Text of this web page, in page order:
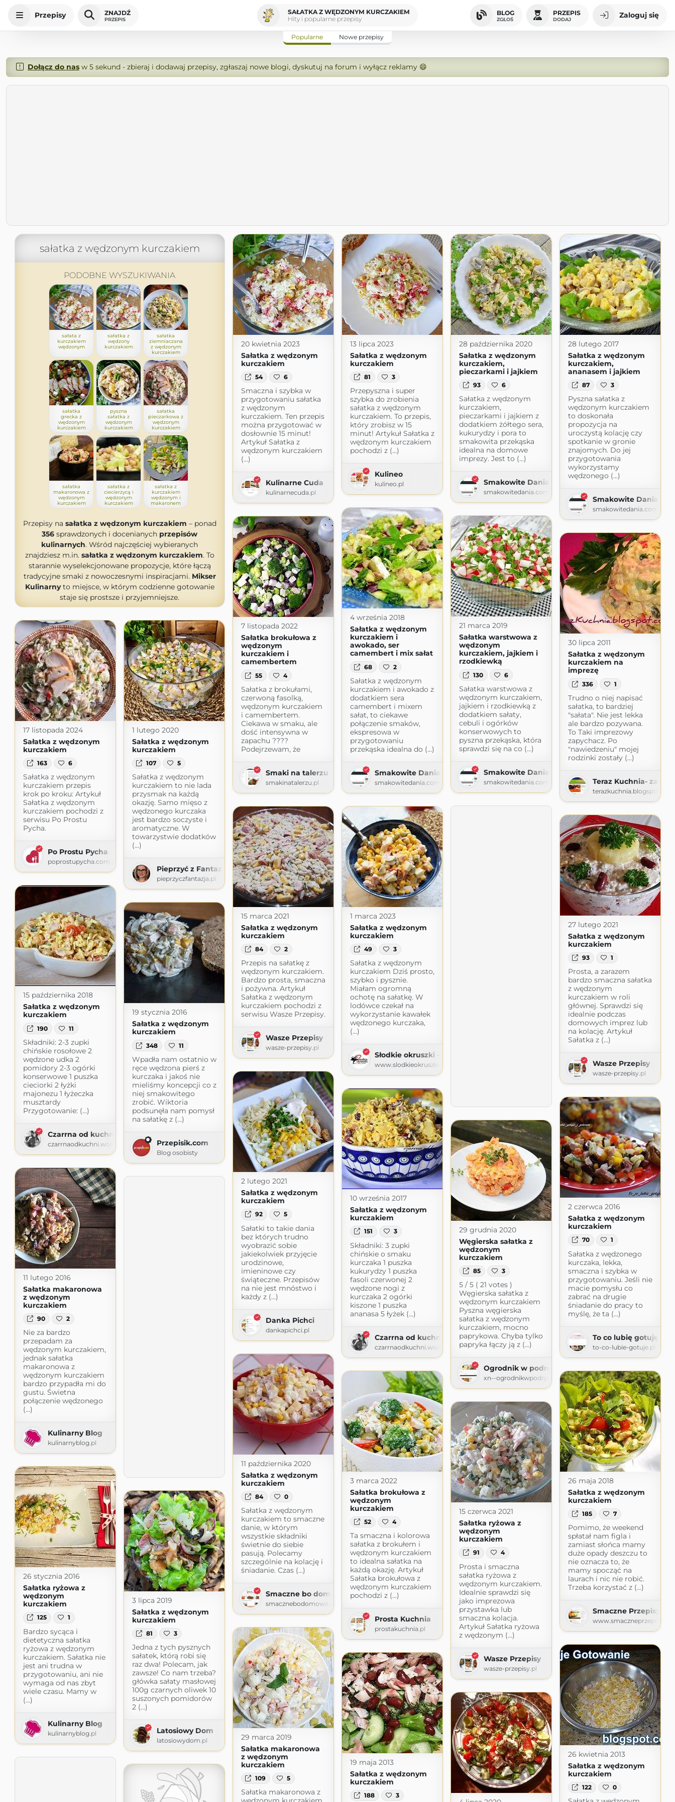
Przepisy ZNAJDŹ
PRZEPIS
SAŁATKA Z WĘDZONYM KURCZAKIEM
Hity i popularne przepisy
BLOG
ZGŁOŚ
PRZEPIS
DODAJ Zaloguj się
Popularne Nowe przepisy
Dołącz do nasw 5 sekund - zbieraj i dodawaj przepisy, zgłaszaj nowe blogi, dyskutuj na forum i wyłącz reklamy 😄
sałatka z wędzonym kurczakiem
PODOBNE WYSZUKIWANIA
sałata z
kurczakiem
wędzonym
sałatka z
wędzony
kurczakiem
sałatka
ziemniaczana
z wędzonym
kurczakiem
sałatka
grecka z
wędzonym
kurczakiem
pyszna
sałatka z
wędzonym
kurczakiem
sałatka
pieczarkowa z
wędzonym
kurczakiem
sałatka
makaronowa z
wędzonym
kurczakiem
sałatka z
ciecierzycą i
wędzonym
kurczakiem
sałatka z
kurczakiem
wędzonym i
makaronem
Przepisy na sałatka z wędzonym kurczakiem – ponad
356 sprawdzonych i docenianych przepisów
kulinarnych. Wśród najczęściej wybieranych
znajdziesz m.in. sałatka z wędzonym kurczakiem. To
starannie wyselekcjonowane propozycje, które łączą
tradycyjne smaki z nowoczesnymi inspiracjami. Mikser
Kulinarnyto miejsce, w którym codzienne gotowanie
staje się prostsze i przyjemniejsze.
20 kwietnia 2023
Sałatka z wędzonym
kurczakiem
54 6
Smaczna i szybka w
przygotowaniu sałatka
z wędzonym
kurczakiem. Ten przepis
można przygotować w
dosłownie 15 minut!
Artykuł Sałatka z
wędzonym kurczakiem
(...)
Kulinarne Cuda
kulinarnecuda.pl
13 lipca 2023
Sałatka z wędzonym
kurczakiem
81 3
Przepyszna i super
szybka do zrobienia
sałatka z wędzonym
kurczakiem. To przepis,
który zrobisz w 15
minut! Artykuł Sałatka z
wędzonym kurczakiem
pochodzi z (...)
Kulineo
kulineo.pl
28 października 2020
Sałatka z wędzonym
kurczakiem,
pieczarkami i jajkiem
93 6
Sałatka z wędzonym
kurczakiem,
pieczarkami i jajkiem z
dodatkiem żółtego sera,
kukurydzy i pora to
smakowita przekąska
idealna na domowe
imprezy. Jest to (...)
Smakowite Dania
smakowitedania.com
28 lutego 2017
Sałatka z wędzonym
kurczakiem,
ananasem i jajkiem
87 3
Pyszna sałatka z
wędzonym kurczakiem
to doskonała
propozycja na
uroczystą kolację czy
spotkanie w gronie
znajomych. Do jej
przygotowania
wykorzystamy
wędzonego (...)
Smakowite Dania
smakowitedania.com
4 września 2018
Sałatka z wędzonym
kurczakiem i
awokado, ser
camembert i mix sałat
68 2
Sałatka z wędzonym
kurczakiem i awokado z
dodatkiem sera
camembert i mixem
sałat, to ciekawe
połączenie smaków,
ekspresowa w
przygotowaniu
przekąska idealna do (...)
Smakowite Dania
smakowitedania.com
21 marca 2019
Sałatka warstwowa z
wędzonym
kurczakiem, jajkiem i
rzodkiewką
130 6
Sałatka warstwowa z
wędzonym kurczakiem,
jajkiem i rzodkiewką z
dodatkiem sałaty,
cebuli i ogórków
konserwowych to
pyszna przekąska, która
sprawdzi się na co (...)
Smakowite Dania
smakowitedania.com
7 listopada 2022
Sałatka brokułowa z
wędzonym
kurczakiem i
camembertem
55 4
Sałatka z brokułami,
czerwoną fasolką,
wędzonym kurczakiem
i camembertem.
Ciekawa w smaku, ale
dość intensywna w
zapachu ????
Podejrzewam, że
Smaki na talerzu
smakinatalerzu.pl
30 lipca 2011
Sałatka z wędzonym
kurczakiem na
imprezę
336 1
Trudno o niej napisać
sałatka, to bardziej
"sałata". Nie jest lekka
ale bardzo pozywana.
To Taki imprezowy
zapychacz. Po
"nawiedzeniu" mojej
rodzinki zostały (...)
Teraz Kuchnia-
terazkuchnia.blogspot.com
17 listopada 2024
Sałatka z wędzonym
kurczakiem
163 6
Sałatka z wędzonym
kurczakiem przepis
krok po kroku: Artykuł
Sałatka z wędzonym
kurczakiem pochodzi z
serwisu Po Prostu
Pycha.
Po Prostu Pycha
poprostupycha.com.pl
1 lutego 2020
Sałatka z wędzonym
kurczakiem
107 5
Sałatka z wędzonym
kurczakiem to nie lada
przysmak na każdą
okazję. Samo mięso z
wędzonego kurczaka
jest bardzo soczyste i
aromatyczne. W
towarzystwie dodatków
(...)
Pieprzyć z Fantazją
pieprzyczfantazja.pl
15 marca 2021
Sałatka z wędzonym
kurczakiem
84 2
Przepis na sałatkę z
wędzonym kurczakiem.
Bardzo prosta, smaczna
i pożywna. Artykuł
Sałatka z wędzonym
kurczakiem pochodzi z
serwisu Wasze Przepisy.
Wasze Przepisy
wasze-przepisy.pl
1 marca 2023
Sałatka z wędzonym
kurczakiem
49 3
Sałatka z wędzonym
kurczakiem Dziś prosto,
szybko i pysznie.
Miałam ogromną
ochotę na sałatkę. W
lodówce czekał na
wykorzystanie kawałek
wędzonego kurczaka,
(...)
Słodkie okruszki - piecz i gotuj z sercem
www.slodkieokruszki.pl
27 lutego 2021
Sałatka z wędzonym
kurczakiem
93 1
Prosta, a zarazem
bardzo smaczna sałatka
z wędzonym
kurczakiem w roli
głównej. Sprawdzi się
idealnie podczas
domowych imprez lub
na kolację. Artykuł
Sałatka z (...)
Wasze Przepisy
wasze-przepisy.pl
15 października 2018
Sałatka z wędzonym
kurczakiem
190 11
Składniki: 2-3 zupki
chińskie rosołowe 2
wędzone udka 2
pomidory 2-3 ogórki
konserwowe 1 puszka
cieciorki 2 łyżki
majonezu 1 łyżeczka
musztardy
Przygotowanie: (...)
Czarrna od kuchni
czarrnaodkuchni.wordpress.com
19 stycznia 2016
Sałatka z wędzonym
kurczakiem
348 11
Wpadła nam ostatnio w
ręce wędzona pierś z
kurczaka i jakoś nie
mieliśmy koncepcji co z
niej smakowitego
zrobić. Wiktoria
podsunęła nam pomysł
na sałatkę z (...)
Przepisik.com
Blog osobisty
2 lutego 2021
Sałatka z wędzonym
kurczakiem
92 5
Sałatki to takie dania
bez których trudno
wyobrazić sobie
jakiekolwiek przyjęcie
urodzinowe,
imieninowe czy
świąteczne. Przepisów
na nie jest mnóstwo i
każdy z (...)
Danka Pichci
dankapichci.pl
10 września 2017
Sałatka z wędzonym
kurczakiem
151 3
Składniki: 3 zupki
chińskie o smaku
kurczaka 1 puszka
kukurydzy 1 puszka
fasoli czerwonej 2
wędzone nogi z
kurczaka 2 ogórki
kiszone 1 puszka
ananasa 5 łyżek (...)
Czarrna od kuchni
czarrnaodkuchni.wordpress.com
2 czerwca 2016
Sałatka z wędzonym
kurczakiem
70 1
Sałatka z wędzonego
kurczaka, lekka,
smaczna i szybka w
przygotowaniu. Jeśli nie
macie pomysłu co
zabrać na drugie
śniadanie do pracy to
myślę, że ta (...)
To co lubię gotuję
to-co-lubie-gotuje.pl
29 grudnia 2020
Węgierska sałatka z
wędzonym
kurczakiem
85 3
5 / 5 ( 21 votes )
Węgierska sałatka z
wędzonym kurczakiem
Pyszna węgierska
sałatka z wędzonym
kurczakiem, mocno
paprykowa. Chyba tylko
papryka łączy ją z (...)
Ogrodnik w podróży
xn--ogrodnikwpodry-xob60t.pl
11 lutego 2016
Sałatka makaronowa
z wędzonym
kurczakiem
90 2
Nie za bardzo
przepadam za
wędzonym kurczakiem,
jednak sałatka
makaronowa z
wędzonym kurczakiem
bardzo przypadła mi do
gustu. Świetna
połączenie wędzonego
(...)
Kulinarny Blog
kulinarnyblog.pl
11 października 2020
Sałatka z wędzonym
kurczakiem
84 0
Sałatka z wędzonym
kurczakiem to smaczne
danie, w którym
wszystkie składniki
świetnie do siebie
pasują. Polecamy
szczególnie na kolację i
śniadanie. Czas (...)
Smaczne bo domowe
smacznebodomowe.pl
3 marca 2022
Sałatka brokułowa z
wędzonym
kurczakiem
52 4
Ta smaczna i kolorowa
sałatka z brokułem i
wędzonym kurczakiem
to idealna sałatka na
każdą okazję. Artykuł
Sałatka brokułowa z
wędzonym kurczakiem
pochodzi z (...)
Prosta Kuchnia
prostakuchnia.pl
26 maja 2018
Sałatka z wędzonym
kurczakiem
185 7
Pomimo, że weekend
spłatał nam figla i
zamiast słońca mamy
duże opady deszczu to
nie oznacza to, że
mamy spocząć na
laurach i nic nie robić.
Trzeba korzystać z (...)
Smaczne Przepisy
15 czerwca 2021
Sałatka ryżowa z
wędzonym
kurczakiem
91 4
Prosta i smaczna
sałatka ryżowa z
wędzonym kurczakiem.
Idealnie sprawdzi się
jako imprezowa
przystawka lub
smaczna kolacja.
Artykuł Sałatka ryżowa
z wędzonym (...)
Wasze Przepisy
wasze-przepisy.pl
26 stycznia 2016
Sałatka ryżowa z
wędzonym
kurczakiem
125 1
Bardzo sycąca i
dietetyczna sałatka
ryżowa z wędzonym
kurczakiem. Sałatka nie
jest ani trudna w
przygotowaniu, ani nie
wymaga od nas zbyt
wiele czasu. Mamy w
(...)
Kulinarny Blog
kulinarnyblog.pl
3 lipca 2019
Sałatka z wędzonym
kurczakiem
81 3
Jedna z tych pysznych
sałatek, którą robi się
raz dwa! Polecam, jak
zawsze! Co nam trzeba?
główka sałaty masłowej
100g czarnych oliwek 10
suszonych pomidorów
2 (...)
Latosiowy Dom
latosiowydom.pl
29 marca 2019
Sałatka makaronowa
z wędzonym
kurczakiem
109 5
Sałatka makaronowa z
26 kwietnia 2013
Sałatka z wędzonym
kurczakiem
122 0
19 maja 2013
Sałatka z wędzonym
kurczakiem
188 3